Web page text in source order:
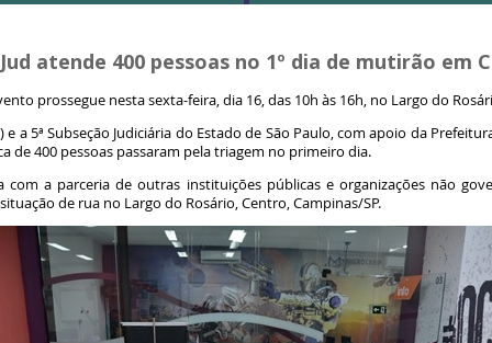
atende 400 pessoas no 1º dia de mutirão em
prossegue nesta sexta-feira, dia 16, das 10h às 16h, no Largo do
e a 5ª Subseção Judiciária do Estado de São Paulo, com apoio da
de 400 pessoas passaram pela triagem no primeiro dia.
com a parceria de outras instituições públicas e organizações não
de rua no Largo do Rosário, Centro, Campinas/SP.